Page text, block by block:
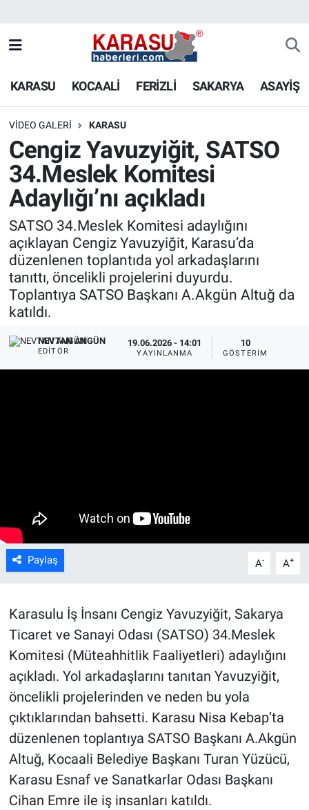
KARASU KOCAALİ FERİZLİ SAKARYA ASAYİŞ
VIDEO GALERI KARASU
Cengiz Yavuzyiğit, SATSO
34.Meslek Komitesi
Adaylığı’nı açıkladı
SATSO 34.Meslek Komitesi adaylığını
açıklayan Cengiz Yavuzyiğit, Karasu’da
düzenlenen toplantıda yol arkadaşlarını
tanıttı, öncelikli projelerini duyurdu.
Toplantıya SATSO Başkanı A.Akgün Altuğ da
katıldı.
NEVTAN ANGÜN
EDITÖR
19.06.2026 - 14:01
YAYINLANMA
10
GÖSTERIM
Paylaş A- A+
Karasulu İş İnsanı Cengiz Yavuzyiğit, Sakarya
Ticaret ve Sanayi Odası (SATSO) 34.Meslek
Komitesi (Müteahhitlik Faaliyetleri) adaylığını
açıkladı. Yol arkadaşlarını tanıtan Yavuzyiğit,
öncelikli projelerinden ve neden bu yola
çıktıklarından bahsetti. Karasu Nisa Kebap’ta
düzenlenen toplantıya SATSO Başkanı A.Akgün
Altuğ, Kocaali Belediye Başkanı Turan Yüzücü,
Karasu Esnaf ve Sanatkarlar Odası Başkanı
Cihan Emre ile iş insanları katıldı.